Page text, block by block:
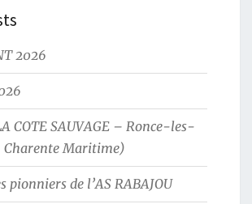
2026
COTE SAUVAGE – Ronce-les-
Charente Maritime)
pionniers de l’AS RABAJOU